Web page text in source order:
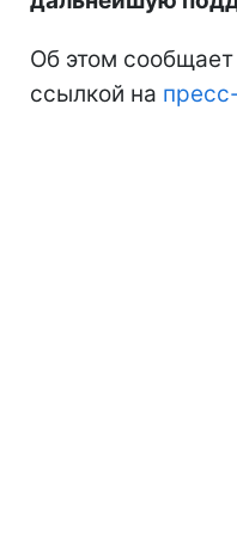
Об этом сообщает
ссылкой на